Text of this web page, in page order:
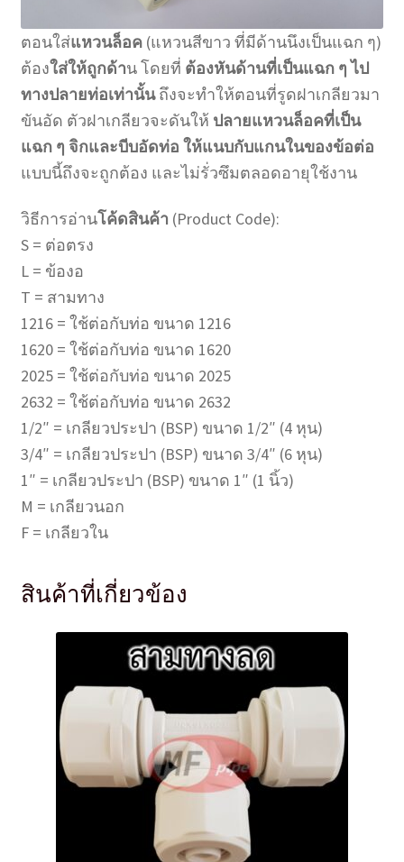
ตอนใส่แหวนล็อค(แหวนสีขาว ที่มีด้านนึงเป็นแฉก ๆ)
ต้องใส่ให้ถูกด้าน โดยที่ ต้องหันด้านที่เป็นแฉก ๆ ไป
ทางปลายท่อเท่านั้นถึงจะทำให้ตอนที่รูดฝาเกลียวมา
ขันอัด ตัวฝาเกลียวจะดันให้ ปลายแหวนล็อคที่เป็น
แฉก ๆ จิกและบีบอัดท่อ ให้แนบกับแกนในของข้อต่อ
แบบนี้ถึงจะถูกต้อง และไม่รั่วซึมตลอดอายุใช้งาน
วิธีการอ่านโค้ดสินค้า (Product Code):
S = ต่อตรง
L = ข้องอ
T = สามทาง
1216 = ใช้ต่อกับท่อ ขนาด 1216
1620 = ใช้ต่อกับท่อ ขนาด 1620
2025 = ใช้ต่อกับท่อ ขนาด 2025
2632 = ใช้ต่อกับท่อ ขนาด 2632
1/2″ = เกลียวประปา (BSP) ขนาด 1/2″ (4 หุน)
3/4″ = เกลียวประปา (BSP) ขนาด 3/4″ (6 หุน)
1″ = เกลียวประปา (BSP) ขนาด 1″ (1 นิ้ว)
M = เกลียวนอก
F = เกลียวใน
สินค้าที่เกี่ยวข้อง